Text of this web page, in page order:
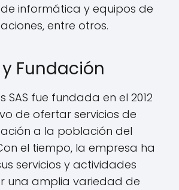
informática y equipos de
entre otros.
Fundación
SAS fue fundada en el 2012
de ofertar servicios de
a la población del
el tiempo, la empresa ha
servicios y actividades
una amplia variedad de